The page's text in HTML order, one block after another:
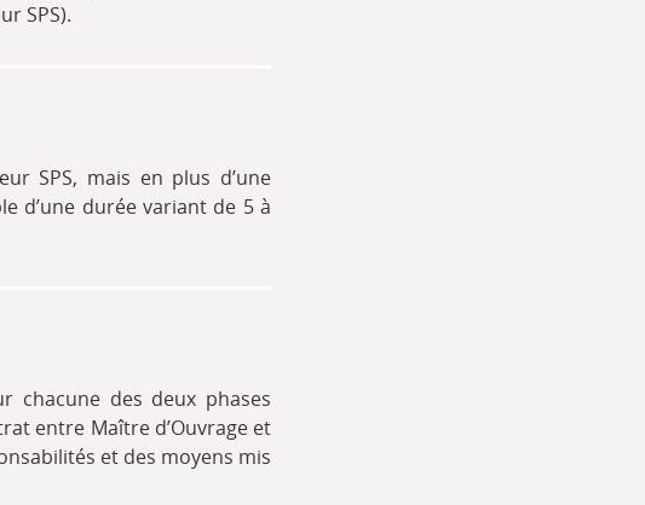
SPS).
SPS, mais en plus d’une
d’une durée variant de 5 à
chacune des deux phases
entre Maître d’Ouvrage et
et des moyens mis